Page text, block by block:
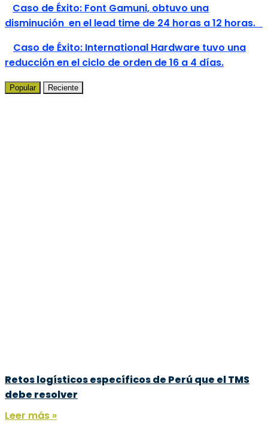
Caso de Éxito: Font Gamuni, obtuvo una
disminución en el lead time de 24 horas a 12 horas.
Caso de Éxito: International Hardware tuvo una
reducción en el ciclo de orden de 16 a 4 días.
Popular Reciente
Retos logísticos específicos de Perú que el TMS
debe resolver
Leer más »